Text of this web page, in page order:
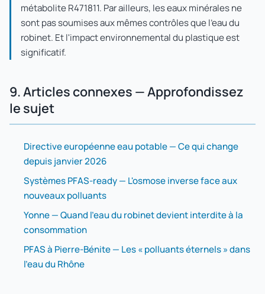
métabolite R471811. Par ailleurs, les eaux minérales ne
sont pas soumises aux mêmes contrôles que l'eau du
robinet. Et l'impact environnemental du plastique est
significatif.
9. Articles connexes — Approfondissez
le sujet
Directive européenne eau potable — Ce qui change
depuis janvier 2026
Systèmes PFAS-ready — L'osmose inverse face aux
nouveaux polluants
Yonne — Quand l'eau du robinet devient interdite à la
consommation
PFAS à Pierre-Bénite — Les « polluants éternels » dans
l'eau du Rhône